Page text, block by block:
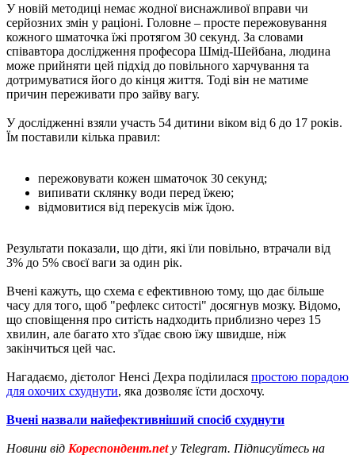
У новій методиці немає жодної виснажливої вправи чи
серйозних змін у раціоні. Головне – просте пережовування
кожного шматочка їжі протягом 30 секунд. За словами
співавтора дослідження професора Шмід-Шейбана, людина
може прийняти цей підхід до повільного харчування та
дотримуватися його до кінця життя. Тоді він не матиме
причин переживати про зайву вагу.
У дослідженні взяли участь 54 дитини віком від 6 до 17 років.
Їм поставили кілька правил:
пережовувати кожен шматочок 30 секунд;
випивати склянку води перед їжею;
відмовитися від перекусів між їдою.
Результати показали, що діти, які їли повільно, втрачали від
3% до 5% своєї ваги за один рік.
Вчені кажуть, що схема є ефективною тому, що дає більше
часу для того, щоб "рефлекс ситості" досягнув мозку. Відомо,
що сповіщення про ситість надходить приблизно через 15
хвилин, але багато хто з'їдає свою їжу швидше, ніж
закінчиться цей час.
Нагадаємо, дієтолог Ненсі Дехра поділилася простою порадою
для охочих схуднути, яка дозволяє їсти досхочу.
Вчені назвали найефективніший спосіб схуднути
Новини від Кореспондент.netу Telegram. Підписуйтесь на